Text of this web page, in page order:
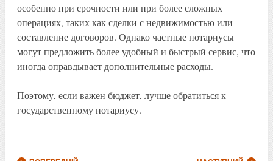
особенно при срочности или при более сложных
операциях, таких как сделки с недвижимостью или
составление договоров. Однако частные нотариусы
могут предложить более удобный и быстрый сервис, что
иногда оправдывает дополнительные расходы.
Поэтому, если важен бюджет, лучше обратиться к
государственному нотариусу.